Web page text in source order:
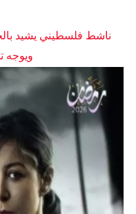
ناشط فلسطيني يشيد
ويوجه